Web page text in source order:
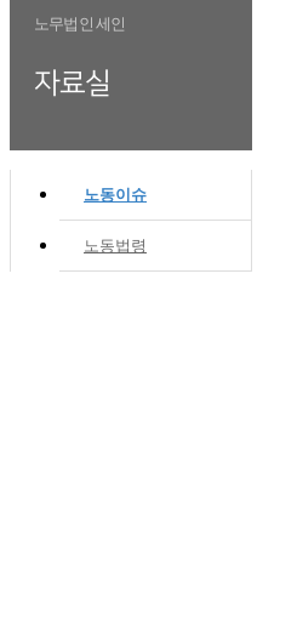
노무법인 세인
자료실
노동이슈
노동법령